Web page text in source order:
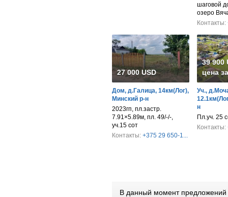
шаговой
озеро
Контакты:
27 000 USD
Дом, д.Галица, 14км(Лог),
Минский р-н
2023гп, пл.застр.
7.91×5.89м, пл. 49/-/-,
уч.15 сот
Контакты: +375 29 650-1...
39 900
цена
Уч.,
н
Пл.уч. 25
Контакты:
В данный момент